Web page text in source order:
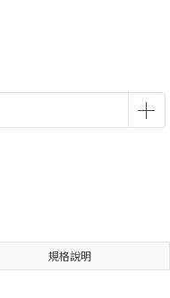
規格說明